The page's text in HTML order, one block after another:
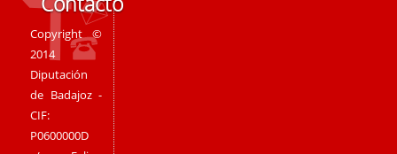
Copyright ©
2014
Diputación
de Badajoz -
CIF:
P0600000D